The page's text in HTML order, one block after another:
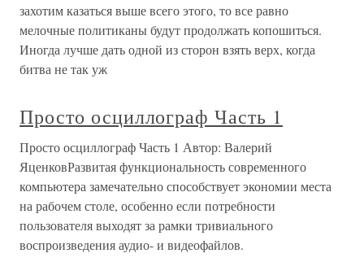
захотим казаться выше всего этого, то все равно
мелочные политиканы будут продолжать копошиться.
Иногда лучше дать одной из сторон взять верх, когда
битва не так уж
Просто осциллограф Часть 1
Просто осциллограф Часть 1 Автор: Валерий
ЯценковРазвитая функциональность современного
компьютера замечательно способствует экономии места
на рабочем столе, особенно если потребности
пользователя выходят за рамки тривиального
воспроизведения аудио- и видеофайлов.